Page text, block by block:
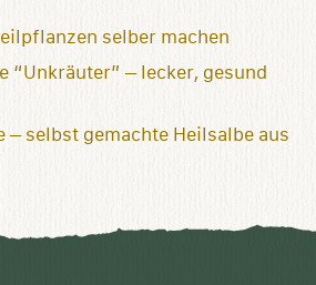
selber machen
“Unkräuter” – lecker, gesund
– selbst gemachte Heilsalbe aus